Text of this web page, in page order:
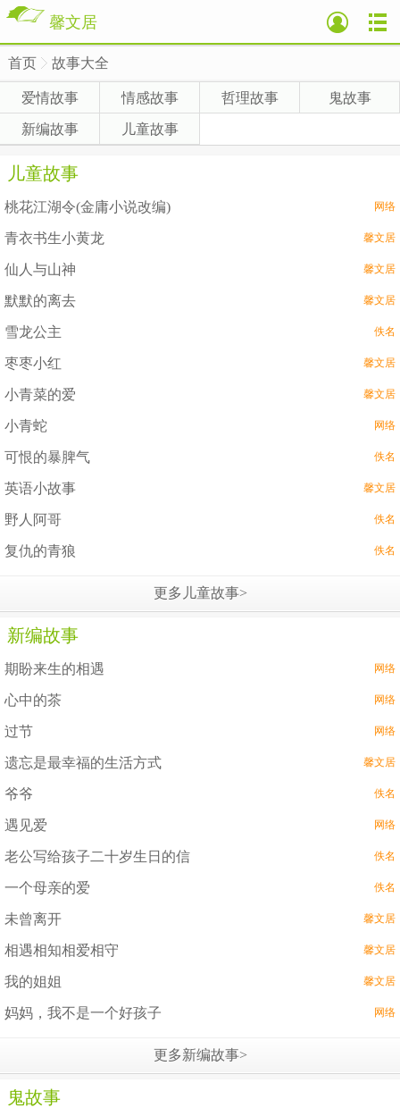
馨文居
首页 故事大全
爱情故事 情感故事 哲理故事 鬼故事
新编故事 儿童故事
儿童故事
桃花江湖令(金庸小说改编) 网络
青衣书生小黄龙 馨文居
仙人与山神 馨文居
默默的离去 馨文居
雪龙公主 佚名
枣枣小红 馨文居
小青菜的爱 馨文居
小青蛇 网络
可恨的暴脾气 佚名
英语小故事 馨文居
野人阿哥 佚名
复仇的青狼 佚名
更多儿童故事>
新编故事
期盼来生的相遇 网络
心中的茶 网络
过节 网络
遗忘是最幸福的生活方式 馨文居
爷爷 佚名
遇见爱 网络
老公写给孩子二十岁生日的信 佚名
一个母亲的爱 佚名
未曾离开 馨文居
相遇相知相爱相守 馨文居
我的姐姐 馨文居
妈妈，我不是一个好孩子 网络
更多新编故事>
鬼故事